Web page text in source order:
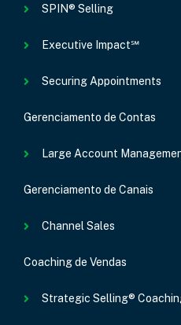
SPIN® Selling
Executive Impact℠
Securing Appointments
Gerenciamento de Contas
Large Account
Gerenciamento de Canais
Channel Sales
Coaching de Vendas
Strategic Selling®